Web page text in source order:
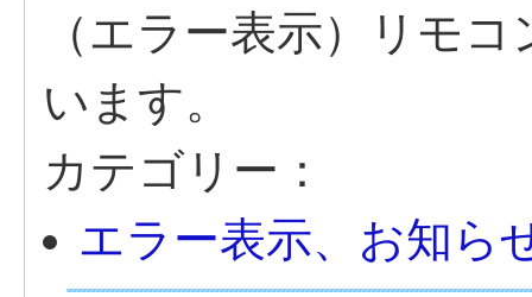
（エラー表示）リモ
います。
カテゴリー：
エラー表示、お知ら